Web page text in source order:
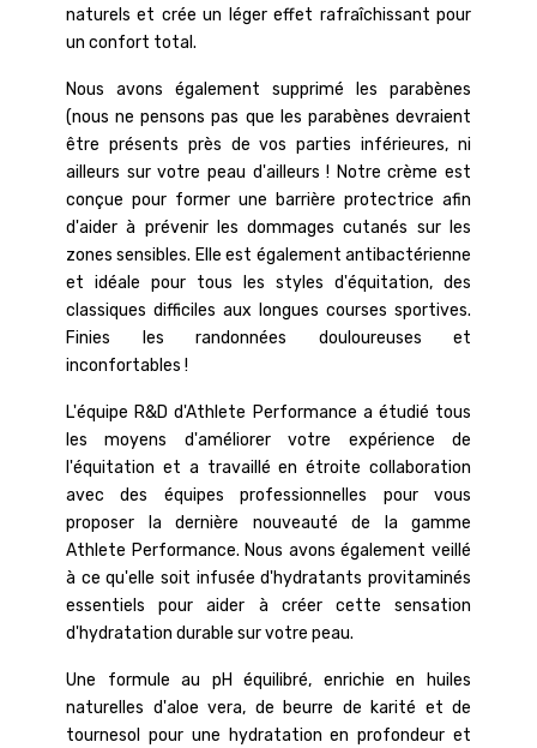
naturels et crée un léger effet rafraîchissant pour
un confort total.
Nous avons également supprimé les parabènes
(nous ne pensons pas que les parabènes devraient
être présents près de vos parties inférieures, ni
ailleurs sur votre peau d'ailleurs ! Notre crème est
conçue pour former une barrière protectrice afin
d'aider à prévenir les dommages cutanés sur les
zones sensibles. Elle est également antibactérienne
et idéale pour tous les styles d'équitation, des
classiques difficiles aux longues courses sportives.
Finies les randonnées douloureuses et
inconfortables !
L'équipe R&D d'Athlete Performance a étudié tous
les moyens d'améliorer votre expérience de
l'équitation et a travaillé en étroite collaboration
avec des équipes professionnelles pour vous
proposer la dernière nouveauté de la gamme
Athlete Performance. Nous avons également veillé
à ce qu'elle soit infusée d'hydratants provitaminés
essentiels pour aider à créer cette sensation
d'hydratation durable sur votre peau.
Une formule au pH équilibré, enrichie en huiles
naturelles d'aloe vera, de beurre de karité et de
tournesol pour une hydratation en profondeur et